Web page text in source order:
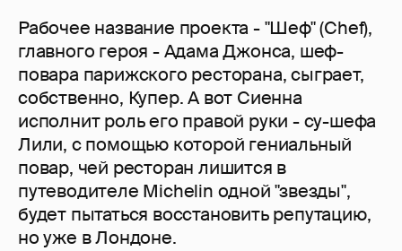
Рабочее название проекта - "Шеф" (Chef),
главного героя - Адама Джонса, шеф-
повара парижского ресторана, сыграет,
собственно, Купер. А вот Сиенна
исполнит роль его правой руки - су-шефа
Лили, с помощью которой гениальный
повар, чей ресторан лишится в
путеводителе Michelin одной "звезды",
будет пытаться восстановить репутацию,
но уже в Лондоне.